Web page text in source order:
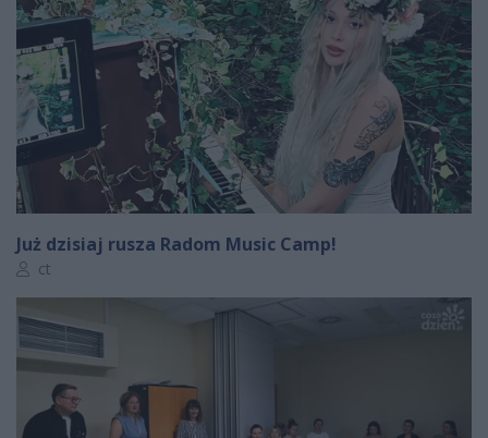
Już dzisiaj rusza Radom Music Camp!
Autor artykułu:
ct